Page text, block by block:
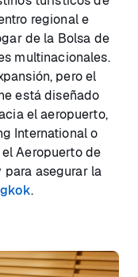
regional e
de la Bolsa de
multinacionales.
pero el
está diseñado
el aeropuerto,
International o
Aeropuerto de
para asegurar la
.